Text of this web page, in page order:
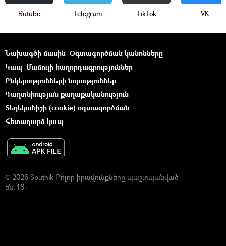
Rutube Telegram ТikТоk VK
Նախագծի մասին Օգտագործման կանոնները
Կապ Մամուլի հաղորդագրություններ
Ընկերությունների նորություններ
Գաղտնիության քաղաքականություն
Տեղեկանիշի (cookie) օգտագործման
Հետադարձ կապ
© 2026 Sputnik Բոլոր իրավունքները պաշտպանված
են. 18+